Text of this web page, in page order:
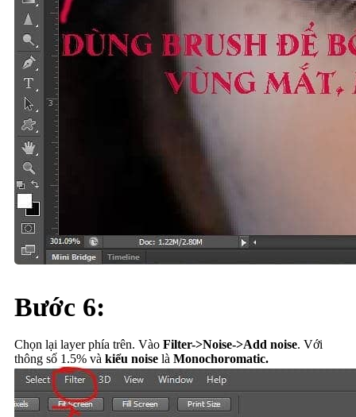
Bước 6:
Chọn lại layer phía trên. Vào Filter->Noise->Add noise. Với
thông số 1.5% và kiểu noise là Monochoromatic.